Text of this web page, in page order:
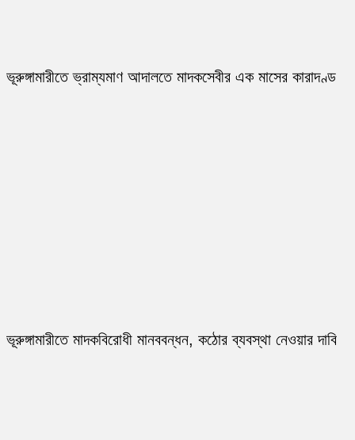
ভূরুঙ্গামারীতে ভ্রাম্যমাণ আদালতে মাদকসেবীর এক মাসের কারাদণ্ড
ভূরুঙ্গামারীতে মাদকবিরোধী মানববন্ধন, কঠোর ব্যবস্থা নেওয়ার দাবি